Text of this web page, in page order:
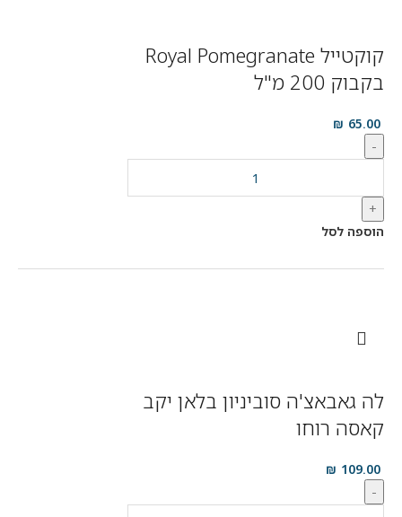
קוקטייל Royal Pomegranate
בקבוק 200 מ"ל
65.00
₪
-
+
הוספה לסל
לה גאבאצ'ה סוביניון בלאן יקב
קאסה רוחו
109.00
₪
-